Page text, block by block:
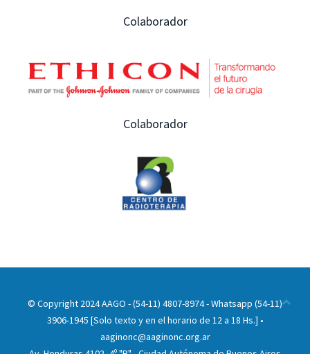
Colaborador
Colaborador
© Copyright 2024 AAGO - (54-11) 4807-8974 - Whatsapp (54-11)
3906-1945 [Solo texto y en el horario de 12 a 18 Hs.] •
aaginonc@aaginonc.org.ar